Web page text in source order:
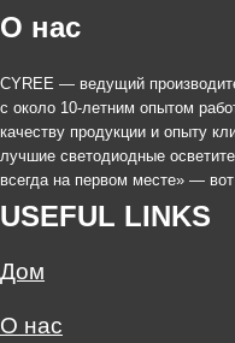
О нас
CYREE — ведущий
с около 10-летним опытом
качеству продукции и опыту
лучшие светодиодные
всегда на первом месте» —
USEFUL LINKS
Дом
О нас